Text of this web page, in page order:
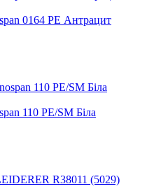
0164 PE Антрацит
110 PE/SM Біла